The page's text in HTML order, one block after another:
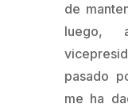
de
luego,
pasado
me ha